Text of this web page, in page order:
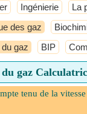
Ingénierie La
des gaz
gaz BIP
gaz
tenu de la